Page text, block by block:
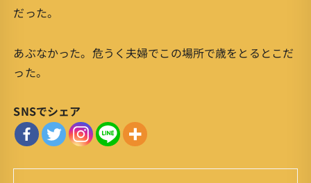
だった。
あぶなかった。危うく夫婦でこの場所で歳をとるとこだ
った。
SNSでシェア